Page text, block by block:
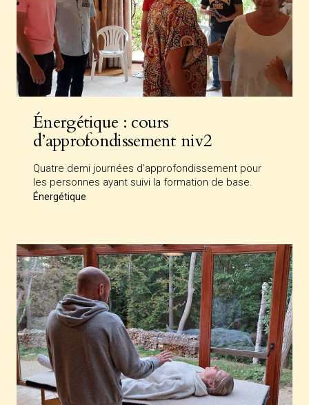
Énergétique : cours
d’approfondissement niv2
Quatre demi journées d’approfondissement pour
les personnes ayant suivi la formation de base.
Énergétique